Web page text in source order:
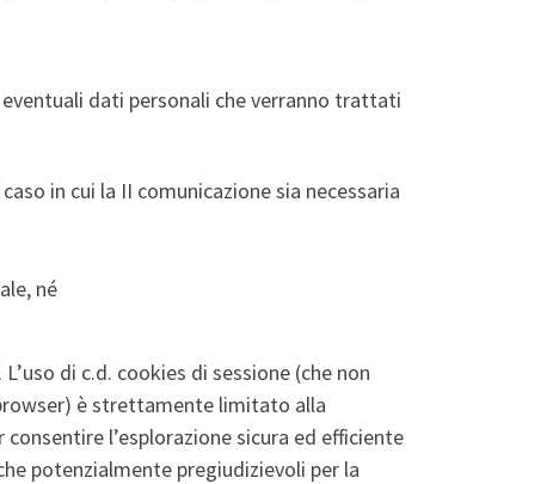
dati personali che verranno trattati
in cui la II comunicazione sia necessaria
né
di c.d. cookies di sessione (che non
è strettamente limitato alla
l’esplorazione sicura ed efficiente
potenzialmente pregiudizievoli per la